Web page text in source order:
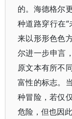
的。海德格尔
种道路穿行在
来以形形色色
尔进一步申言
原文本有所不
富性的标志。
种冒险，若仅
危险，但也因